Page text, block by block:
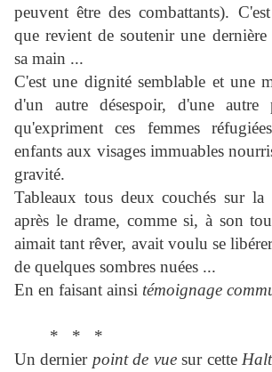
peuvent être des combattants).
que revient de soutenir une dernière
sa main ...
C'est une dignité semblable et une
d'un autre désespoir, d'une autre
qu'expriment ces femmes
enfants aux visages immuables
gravité.
Tableaux tous deux couchés sur la
après le drame, comme si, à son
aimait tant rêver, avait voulu se
de quelques sombres nuées ...
En en faisant ainsi témoignage
* * *
Un dernier point de vuesur cette